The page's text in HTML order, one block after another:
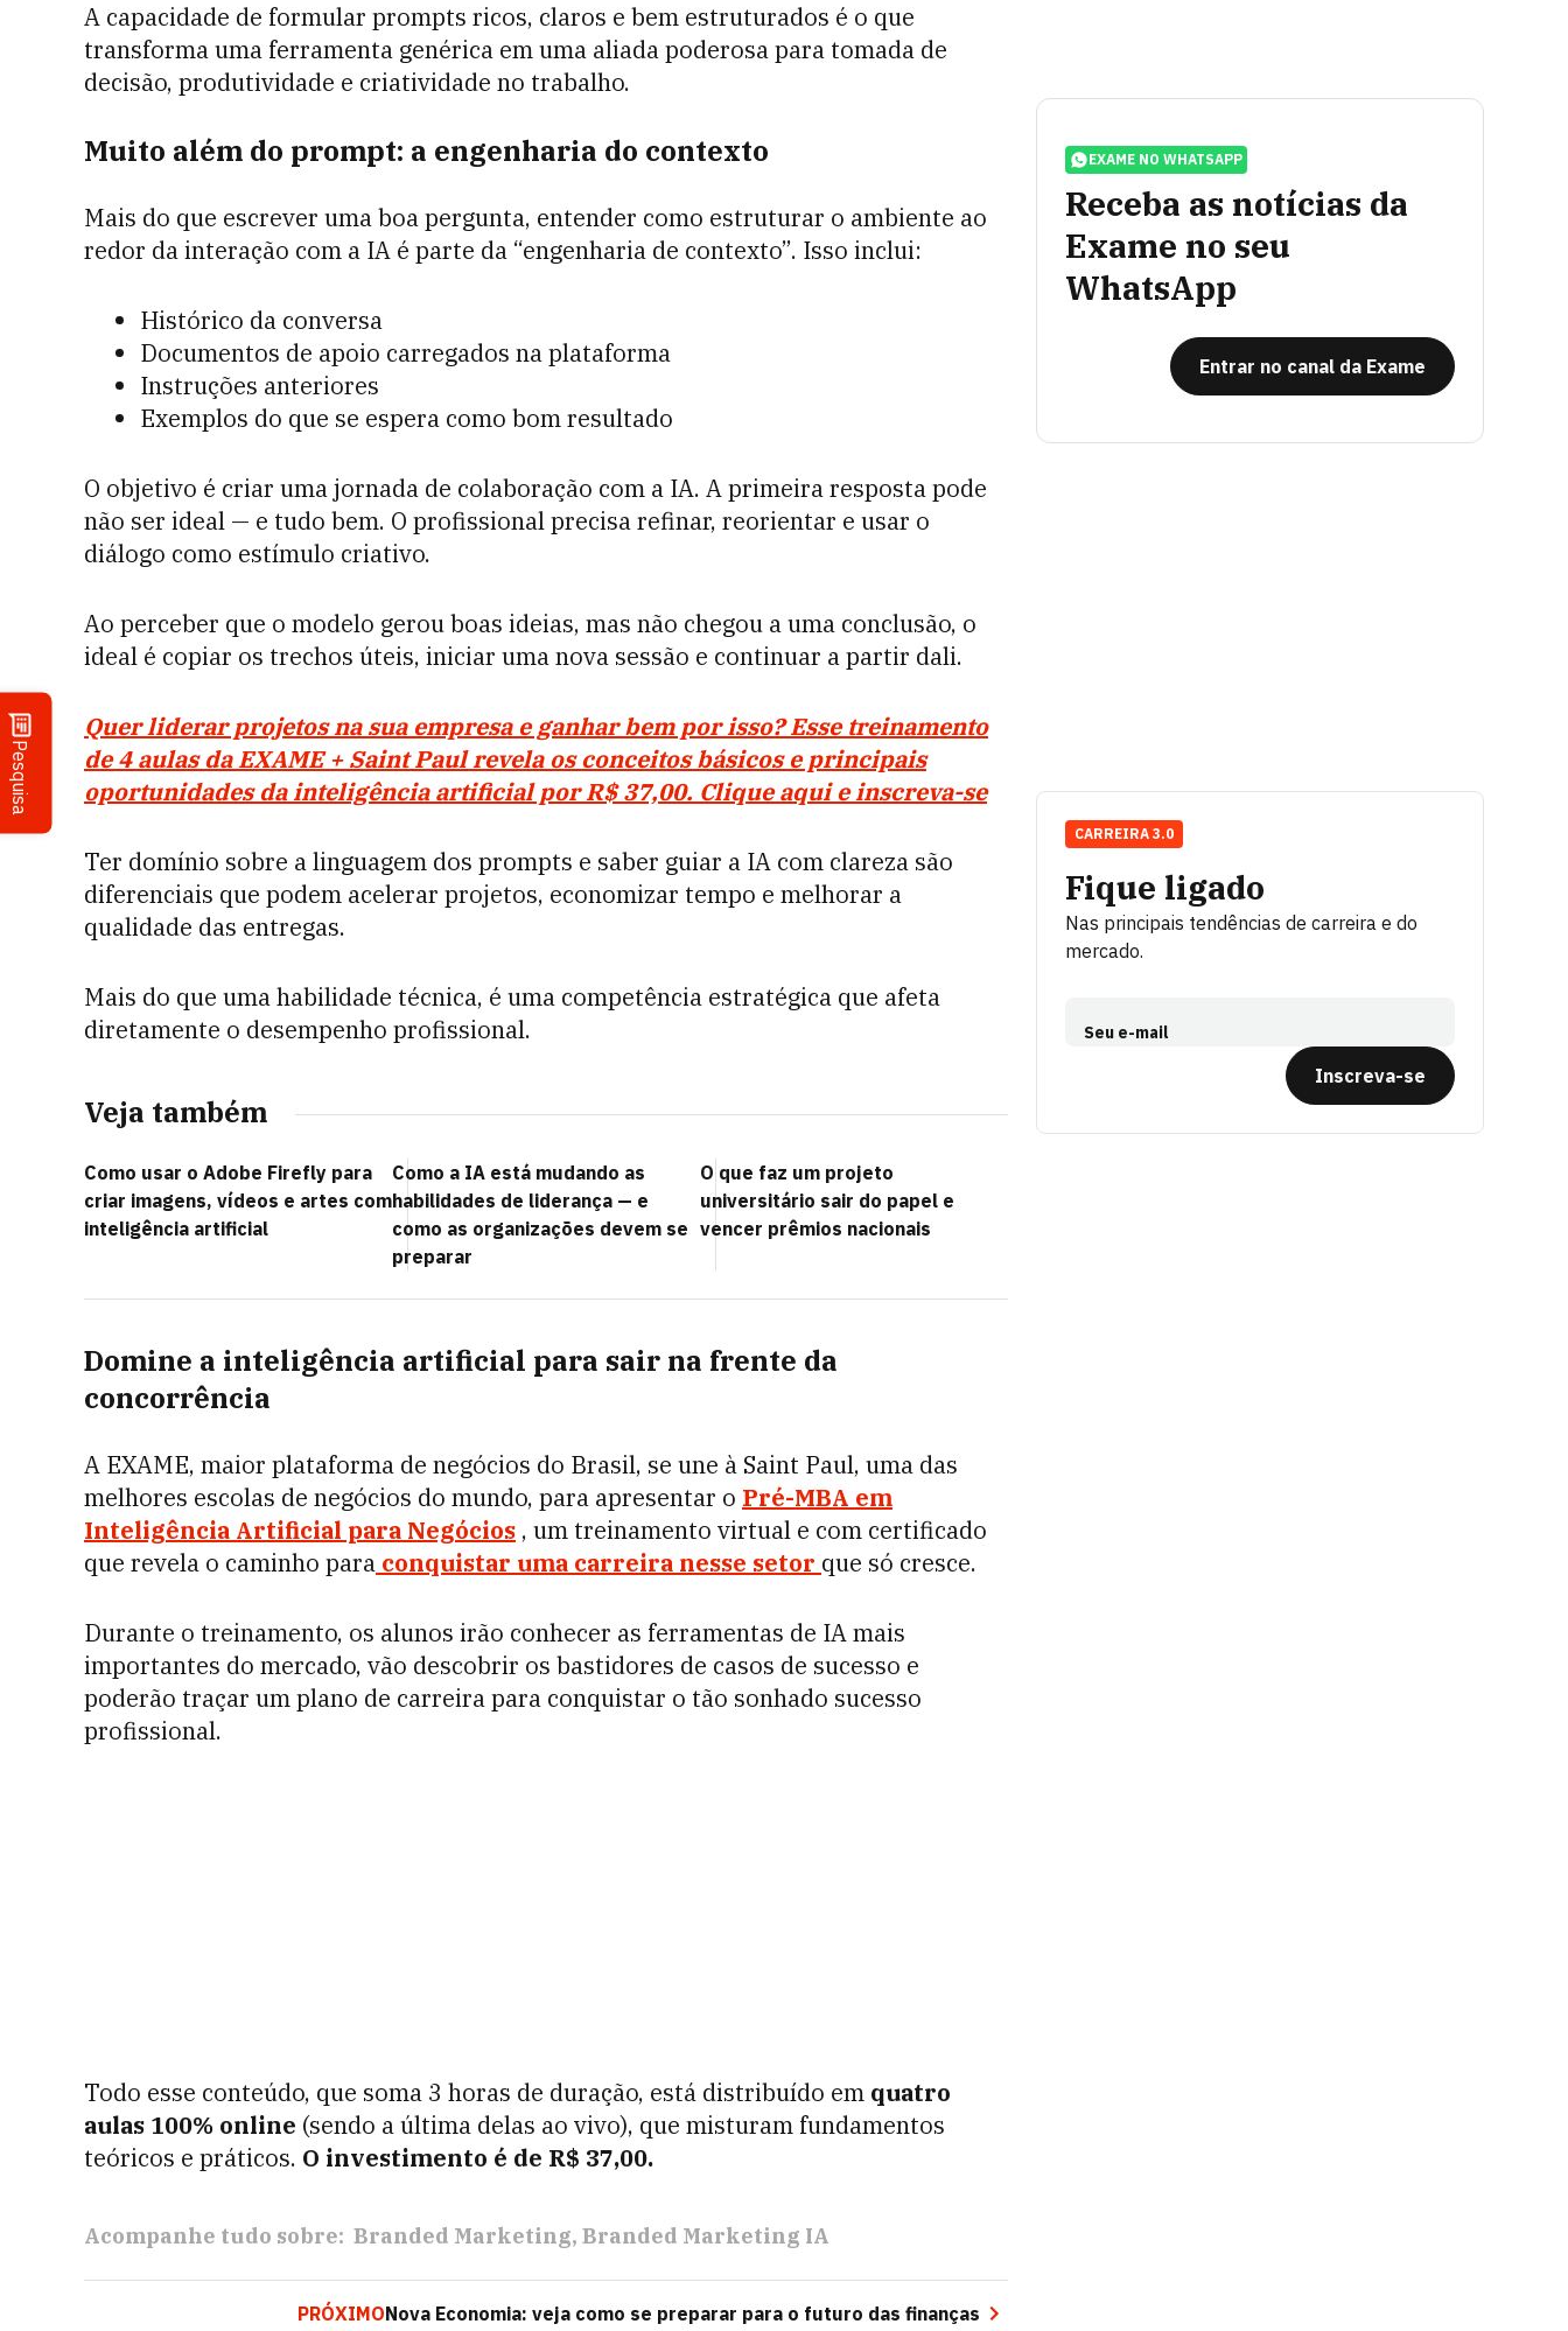
Pesquisa
A capacidade de formular prompts ricos, claros e bem estruturados é o que
transforma uma ferramenta genérica em uma aliada poderosa para tomada de
decisão, produtividade e criatividade no trabalho.
Muito além do prompt: a engenharia do contexto
Mais do que escrever uma boa pergunta, entender como estruturar o ambiente ao
redor da interação com a IA é parte da “engenharia de contexto”. Isso inclui:
Histórico da conversa
Documentos de apoio carregados na plataforma
Instruções anteriores
Exemplos do que se espera como bom resultado
O objetivo é criar uma jornada de colaboração com a IA. A primeira resposta pode
não ser ideal — e tudo bem. O profissional precisa refinar, reorientar e usar o
diálogo como estímulo criativo.
Ao perceber que o modelo gerou boas ideias, mas não chegou a uma conclusão, o
ideal é copiar os trechos úteis, iniciar uma nova sessão e continuar a partir dali.
Quer liderar projetos na sua empresa e ganhar bem por isso? Esse treinamento
de 4 aulas da EXAME + Saint Paul revela os conceitos básicos e principais
oportunidades da inteligência artificial por R$ 37,00. Clique aqui e inscreva-se
Ter domínio sobre a linguagem dos prompts e saber guiar a IA com clareza são
diferenciais que podem acelerar projetos, economizar tempo e melhorar a
qualidade das entregas.
Mais do que uma habilidade técnica, é uma competência estratégica que afeta
diretamente o desempenho profissional.
Veja também
Como usar o Adobe Firefly para
criar imagens, vídeos e artes com
inteligência artificial
Como a IA está mudando as
habilidades de liderança — e
como as organizações devem se
preparar
O que faz um projeto
universitário sair do papel e
vencer prêmios nacionais
Domine a inteligência artificial para sair na frente da
concorrência
A EXAME, maior plataforma de negócios do Brasil, se une à Saint Paul, uma das
melhores escolas de negócios do mundo, para apresentar o Pré-MBA em
Inteligência Artificial para Negócios , um treinamento virtual e com certificado
que revela o caminho para conquistar uma carreira nesse setor que só cresce.
Durante o treinamento, os alunos irão conhecer as ferramentas de IA mais
importantes do mercado, vão descobrir os bastidores de casos de sucesso e
poderão traçar um plano de carreira para conquistar o tão sonhado sucesso
profissional.
Todo esse conteúdo, que soma 3 horas de duração, está distribuído em quatro
aulas 100% online (sendo a última delas ao vivo), que misturam fundamentos
teóricos e práticos. O investimento é de R$ 37,00.
Acompanhe tudo sobre: Branded Marketing Branded Marketing IA
PRÓXIMONova Economia: veja como se preparar para o futuro das finanças
EXAME NO WHATSAPP
Receba as notícias da
Exame no seu
WhatsApp
Entrar no canal da Exame
Fique ligado
Nas principais tendências de carreira e do
mercado.
Seu e-mail
Inscreva-se
CARREIRA 3.0